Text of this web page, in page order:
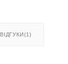
ВІДГУКИ(1)